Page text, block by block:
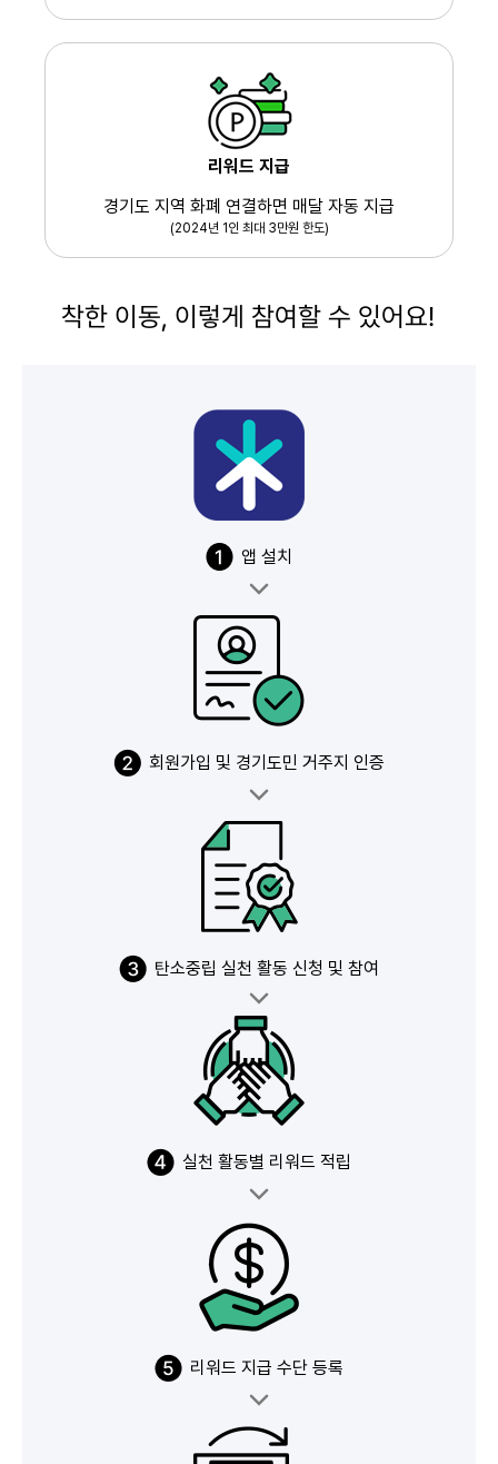
리워드 지급
경기도 지역 화폐 연결하면 매달 자동 지급
(2024년 1인 최대 3만원 한도)
착한 이동, 이렇게 참여할 수 있어요!
앱 설치
회원가입 및 경기도민 거주지 인증
탄소중립 실천 활동 신청 및 참여
실천 활동별 리워드 적립
리워드 지급 수단 등록